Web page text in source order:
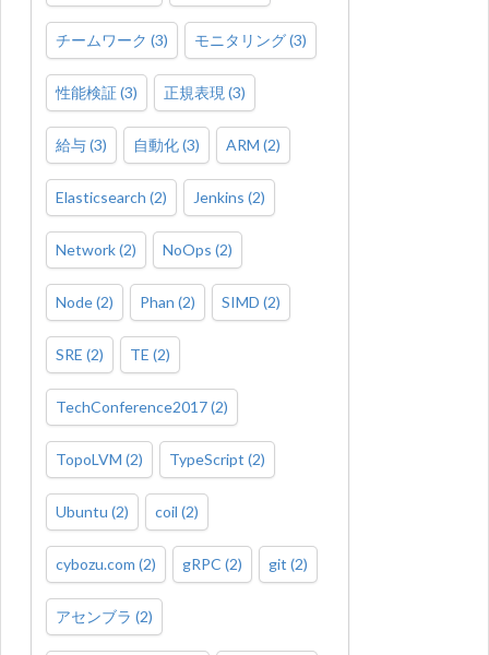
チームワーク (3) モニタリング(3)
性能検証(3) 正規表現 (3)
給与(3) 自動化(3) ARM (2)
Elasticsearch (2) Jenkins (2)
Network(2) NoOps (2)
Node(2) Phan (2) SIMD (2)
SRE (2) TE (2)
TechConference2017(2)
TopoLVM (2) TypeScript (2)
Ubuntu (2) coil (2)
cybozu.com (2) gRPC (2) git (2)
アセンブラ (2)